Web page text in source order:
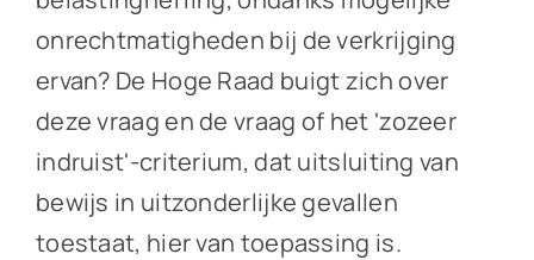
onrechtmatigheden bij de verkrijging
ervan? De Hoge Raad buigt zich over
deze vraag en de vraag of het 'zozeer
indruist'-criterium, dat uitsluiting van
bewijs in uitzonderlijke gevallen
toestaat, hier van toepassing is.